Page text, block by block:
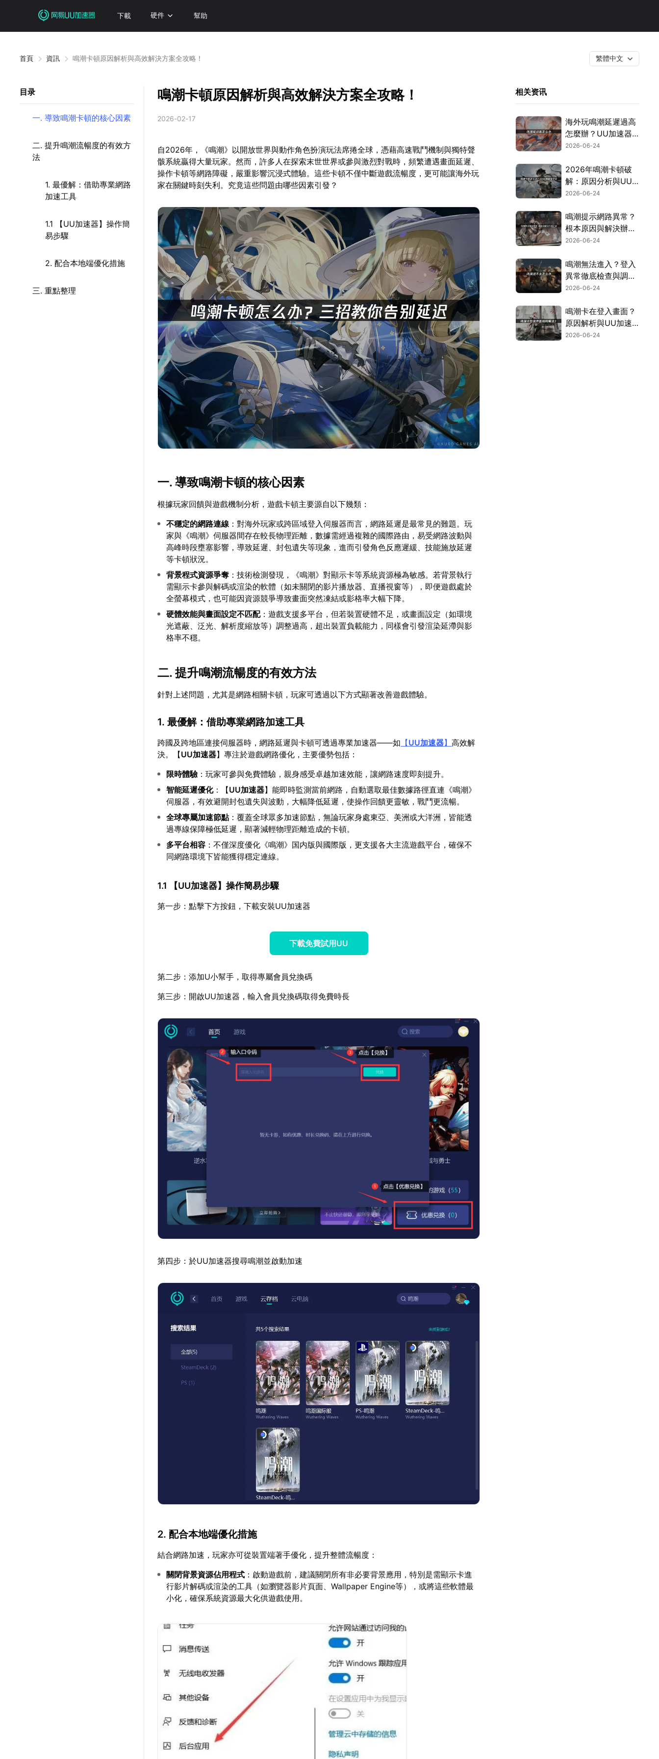
下載 硬件 幫助
首頁 資訊 鳴潮卡頓原因解析與高效解決方案全攻略！ 繁體中文
目录
一. 導致鳴潮卡頓的核心因素
二. 提升鳴潮流暢度的有效方
法
1. 最優解：借助專業網路
加速工具
1.1 【UU加速器】操作簡
易步驟
2. 配合本地端優化措施
三. 重點整理
鳴潮卡頓原因解析與高效解決方案全攻略！
2026-02-17
自2026年，《鳴潮》以開放世界與動作角色扮演玩法席捲全球，憑藉高速戰鬥機制與獨特聲
骸系統贏得大量玩家。然而，許多人在探索末世世界或參與激烈對戰時，頻繁遭遇畫面延遲、
操作卡頓等網路障礙，嚴重影響沉浸式體驗。這些卡頓不僅中斷遊戲流暢度，更可能讓海外玩
家在關鍵時刻失利。究竟這些問題由哪些因素引發？
一. 導致鳴潮卡頓的核心因素
根據玩家回饋與遊戲機制分析，遊戲卡頓主要源自以下幾類：
不穩定的網路連線 ：對海外玩家或跨區域登入伺服器而言，網路延遲是最常見的難題。玩
家與《鳴潮》伺服器間存在較長物理距離，數據需經過複雜的國際路由，易受網路波動與
高峰時段壅塞影響，導致延遲、封包遺失等現象，進而引發角色反應遲緩、技能施放延遲
等卡頓狀況。
背景程式資源爭奪 ：技術檢測發現，《鳴潮》對顯示卡等系統資源極為敏感。若背景執行
需顯示卡參與解碼或渲染的軟體（如未關閉的影片播放器、直播視窗等），即便遊戲處於
全螢幕模式，也可能因資源競爭導致畫面突然凍結或影格率大幅下降。
硬體效能與畫面設定不匹配：遊戲支援多平台，但若裝置硬體不足，或畫面設定（如環境
光遮蔽、泛光、解析度縮放等）調整過高，超出裝置負載能力，同樣會引發渲染延滯與影
格率不穩。
二. 提升鳴潮流暢度的有效方法
針對上述問題，尤其是網路相關卡頓，玩家可透過以下方式顯著改善遊戲體驗。
1. 最優解：借助專業網路加速工具
跨國及跨地區連接伺服器時，網路延遲與卡頓可透過專業加速器——如 【UU加速器】高效解
決。【UU加速器】專注於遊戲網路優化，主要優勢包括：
限時體驗：玩家可參與免費體驗，親身感受卓越加速效能，讓網路速度即刻提升。
智能延遲優化：【UU加速器】能即時監測當前網路，自動選取最佳數據路徑直連《鳴潮》
伺服器，有效避開封包遺失與波動，大幅降低延遲，使操作回饋更靈敏，戰鬥更流暢。
全球專屬加速節點：覆蓋全球眾多加速節點，無論玩家身處東亞、美洲或大洋洲，皆能透
過專線保障極低延遲，顯著減輕物理距離造成的卡頓。
多平台相容 ：不僅深度優化《鳴潮》国内版與國際版，更支援各大主流遊戲平台，確保不
同網路環境下皆能獲得穩定連線。
1.1 【UU加速器】操作簡易步驟
第一步：點擊下方按鈕，下載安裝UU加速器
下載免費試用UU
第二步：添加U小幫手，取得專屬會員兌換碼
第三步：開啟UU加速器，輸入會員兌換碼取得免費時長
第四步：於UU加速器搜尋鳴潮並啟動加速
2. 配合本地端優化措施
結合網路加速，玩家亦可從裝置端著手優化，提升整體流暢度：
關閉背景資源佔用程式 ：啟動遊戲前，建議關閉所有非必要背景應用，特別是需顯示卡進
行影片解碼或渲染的工具（如瀏覽器影片頁面、Wallpaper Engine等），或將這些軟體最
小化，確保系統資源最大化供遊戲使用。
相关资讯
海外玩鳴潮延遲過高
怎麼辦？UU加速器
操作教學來了！
2026-06-24
2026年鳴潮卡頓破
解：原因分析與UU
加速器實測！
2026-06-24
鳴潮提示網路異常？
根本原因與解決辦法
總整理！
2026-06-24
鳴潮無法進入？登入
異常徹底檢查與調校
指南！
2026-06-24
鳴潮卡在登入畫面？
原因解析與UU加速
器解決方案！
2026-06-24